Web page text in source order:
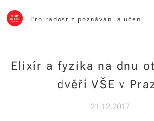
Pro radost z poznávání a učení
Elixír a fyzika na dnu
dvěří VŠE v
21.12.2017